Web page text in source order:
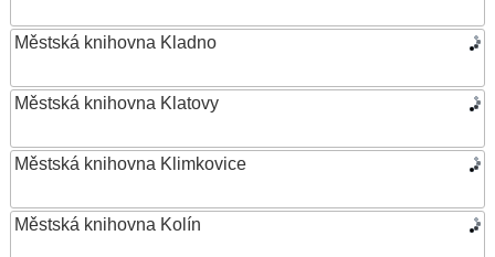
Městská knihovna Kladno
Městská knihovna Klatovy
Městská knihovna Klimkovice
Městská knihovna Kolín